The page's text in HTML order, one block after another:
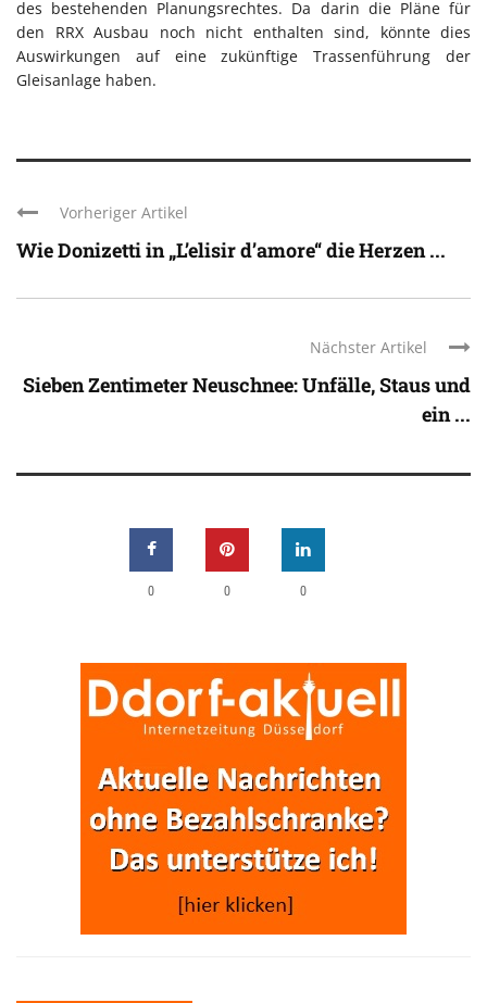
des bestehenden Planungsrechtes. Da darin die Pläne für
den RRX Ausbau noch nicht enthalten sind, könnte dies
Auswirkungen auf eine zukünftige Trassenführung der
Gleisanlage haben.
Vorheriger Artikel
Wie Donizetti in „L’elisir d’amore“ die Herzen ...
Nächster Artikel
Sieben Zentimeter Neuschnee: Unfälle, Staus und
ein ...
0 0 0